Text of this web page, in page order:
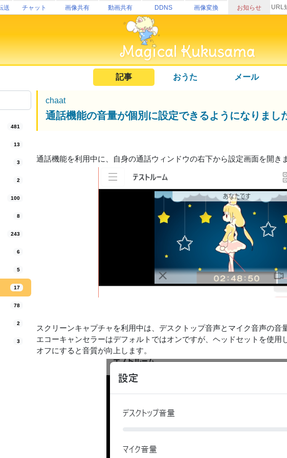
送 チャット 画像共有 動画共有 DDNS 画像変換 お知らせ URL
記事 おうた メール
481
13
3
2
100
8
243
6
5
17
78
2
3
chaat
通話機能の音量が個別に設定できるようになりまし
通話機能を利用中に、自身の通話ウィンドウの右下から設定画面を開き
スクリーンキャプチャを利用中は、デスクトップ音声とマイク音声の音
エコーキャンセラーはデフォルトではオンですが、ヘッドセットを使用
オフにすると音質が向上します。